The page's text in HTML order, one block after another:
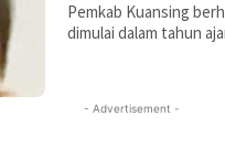
Pemkab Kuansing
dimulai dalam tahun
- Advertisement -